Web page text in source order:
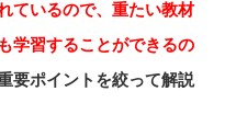
ているので、重たい教材
学習することができるの
要ポイントを絞って解説